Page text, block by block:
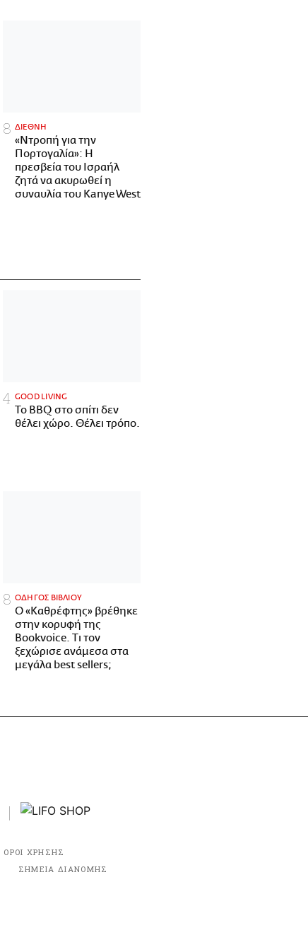
ΔΙΕΘΝΗ
«Ντροπή για την
Πορτογαλία»: Η
πρεσβεία του Ισραήλ
ζητά να ακυρωθεί η
συναυλία του Kanye West
GOOD LIVING
Το BBQ στο σπίτι δεν
θέλει χώρο. Θέλει τρόπο.
ΟΔΗΓΟΣ ΒΙΒΛΙΟΥ
Ο «Καθρέφτης» βρέθηκε
στην κορυφή της
Bookvoice. Τι τον
ξεχώρισε ανάμεσα στα
μεγάλα best sellers;
ΟΡΟΙ ΧΡΗΣΗΣ
ΣΗΜΕΙΑ ΔΙΑΝΟΜΗΣ